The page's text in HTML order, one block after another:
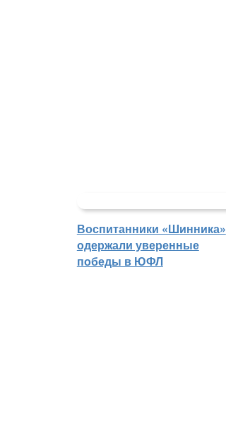
Воспитанники «Шинника»
одержали уверенные
победы в ЮФЛ